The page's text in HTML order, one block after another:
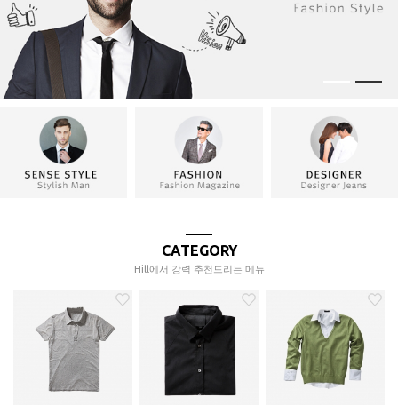
CATEGORY
Hill에서 강력 추천드리는 메뉴